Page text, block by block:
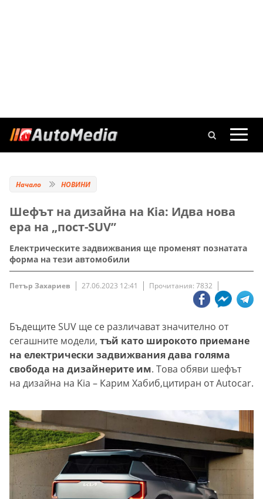
Начало НОВИНИ
Шефът на дизайна на Kia: Идва нова
ера на „пост-SUV”
Електрическите задвижвания ще променят познатата
форма на тези автомобили
Петър Захариев 27.06.2023 12:41 Прочитания: 7832
Бъдещите SUV ще се различават значително от
сегашните модели, тъй като широкото приемане
на електрически задвижвания дава голяма
свобода на дизайнерите им. Това обяви шефът
на дизайна на Kia – Карим Хабиб,цитиран от Autocar.